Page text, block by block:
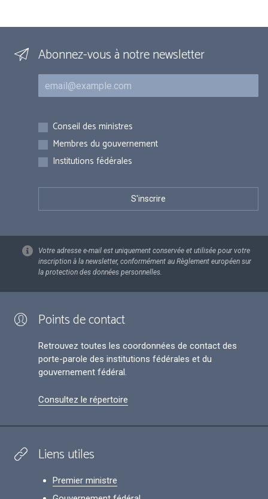
Abonnez-vous à notre newsletter
Courriel
Inscriptions
Conseil des ministres
Membres du gouvernement
Institutions fédérales
Votre adresse e-mail est uniquement conservée et utilisée pour votre
inscription à la newsletter, conformément au Règlement européen sur
la protection des données personnelles.
Points de contact
Retrouvez toutes les coordonnées de contact des
porte-parole des institutions fédérales et du
gouvernement fédéral.
Consultez le répertoire
Liens utiles
Premier ministre